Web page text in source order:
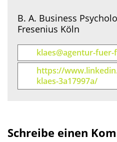
B. A. Business
Fresenius Köln
klaes@agentur-
https://
klaes-3a17997a/
Schreibe einen